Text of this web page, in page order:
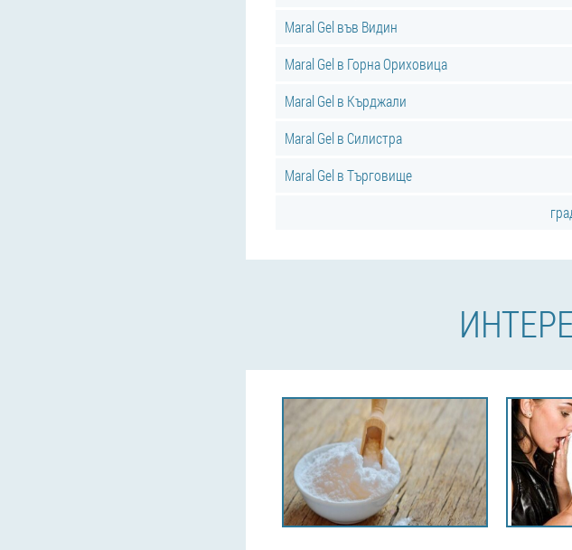
Maral Gel във Видин
Maral Gel в Горна Ориховица
Maral Gel в Кърджали
Maral Gel в Силистра
Maral Gel в Търговище